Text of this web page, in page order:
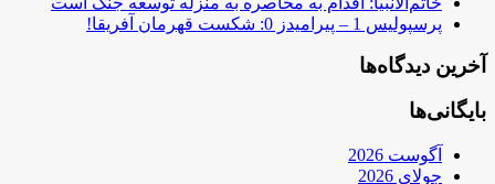
پرسپولیس 1 – پیرامیدز 0: شکست قهرمان آفریقا!
آخرین دیدگاه‌ها
بایگانی‌ها
آگوست 2026
جولای 2026